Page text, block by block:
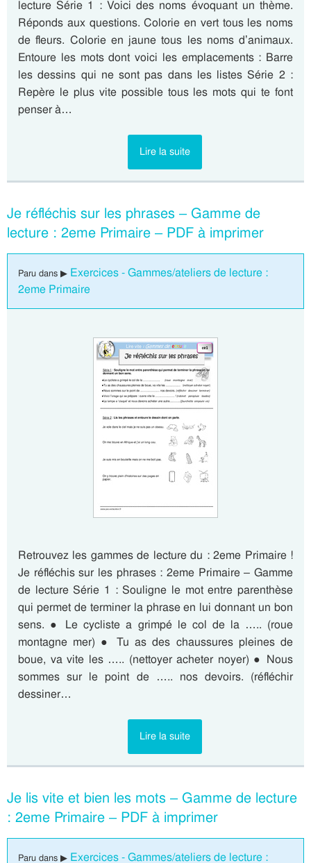
lecture Série 1 : Voici des noms évoquant un thème.
Réponds aux questions. Colorie en vert tous les noms
de fleurs. Colorie en jaune tous les noms d’animaux.
Entoure les mots dont voici les emplacements : Barre
les dessins qui ne sont pas dans les listes Série 2 :
Repère le plus vite possible tous les mots qui te font
penser à…
Lire la suite
Je réfléchis sur les phrases – Gamme de
lecture : 2eme Primaire – PDF à imprimer
Paru dans ▶ Exercices - Gammes/ateliers de lecture :
2eme Primaire
Retrouvez les gammes de lecture du : 2eme Primaire !
Je réfléchis sur les phrases : 2eme Primaire – Gamme
de lecture Série 1 : Souligne le mot entre parenthèse
qui permet de terminer la phrase en lui donnant un bon
sens. ● Le cycliste a grimpé le col de la ….. (roue
montagne mer) ● Tu as des chaussures pleines de
boue, va vite les ….. (nettoyer acheter noyer) ● Nous
sommes sur le point de ….. nos devoirs. (réfléchir
dessiner…
Lire la suite
Je lis vite et bien les mots – Gamme de lecture
: 2eme Primaire – PDF à imprimer
Paru dans ▶ Exercices - Gammes/ateliers de lecture :